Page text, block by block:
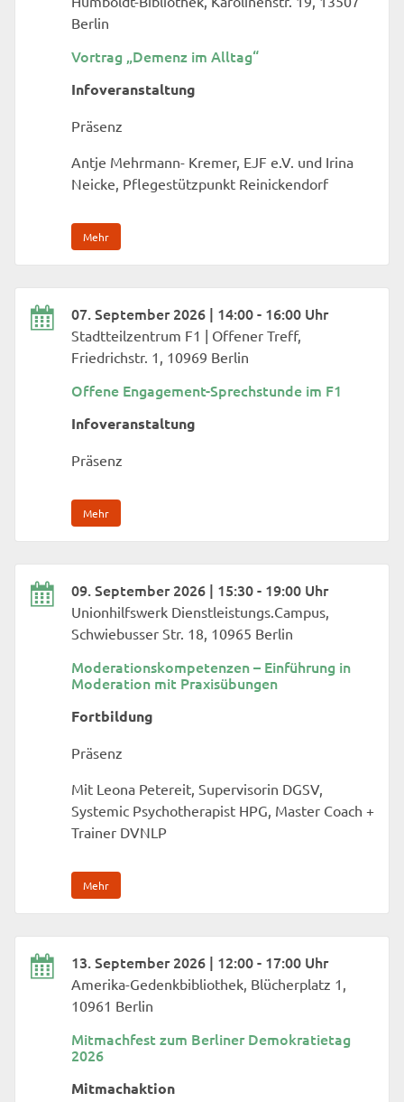
Berlin
Vortrag „Demenz im Alltag“
Infoveranstaltung
Präsenz
Antje Mehrmann- Kremer, EJF e.V. und Irina
Neicke, Pflegestützpunkt Reinickendorf
Mehr
07. September 2026 | 14:00 - 16:00 Uhr
Stadtteilzentrum F1 | Offener Treff,
Friedrichstr. 1, 10969 Berlin
Offene Engagement-Sprechstunde im F1
Infoveranstaltung
Präsenz
Mehr
09. September 2026 | 15:30 - 19:00 Uhr
Unionhilfswerk Dienstleistungs.Campus,
Schwiebusser Str. 18, 10965 Berlin
Moderationskompetenzen – Einführung in
Moderation mit Praxisübungen
Fortbildung
Präsenz
Mit Leona Petereit, Supervisorin DGSV,
Systemic Psychotherapist HPG, Master Coach +
Trainer DVNLP
Mehr
13. September 2026 | 12:00 - 17:00 Uhr
Amerika-Gedenkbibliothek, Blücherplatz 1,
10961 Berlin
Mitmachfest zum Berliner Demokratietag
2026
Mitmachaktion